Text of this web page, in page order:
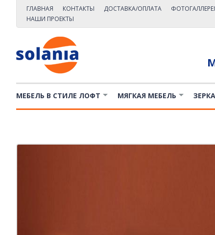
ГЛАВНАЯ КОНТАКТЫ ДОСТАВКА/ОПЛАТА
НАШИ ПРОЕКТЫ
МЕБЕЛЬ В СТИЛЕ ЛОФТ МЯГКАЯ МЕБЕЛЬ